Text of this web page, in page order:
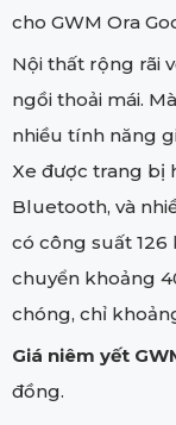
cho GWM Ora
Nội thất rộng rãi
ngồi thoải mái.
nhiều tính năng
Xe được trang bị
Bluetooth, và
có công suất 126
chuyển khoảng
chóng, chỉ
Giá niêm yết
đồng.